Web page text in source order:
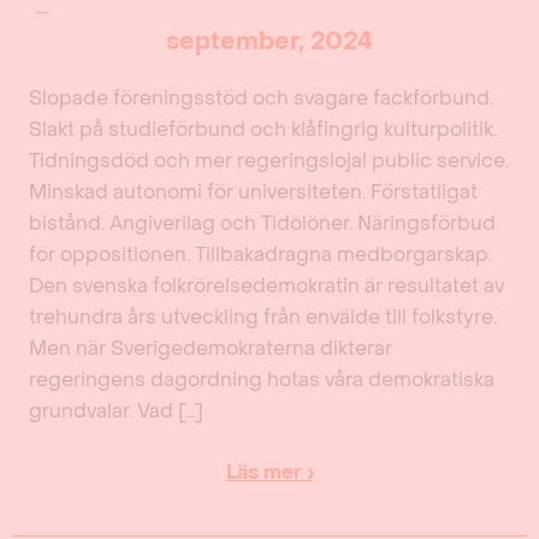
september, 2024
Slopade föreningsstöd och svagare fackförbund.
Slakt på studieförbund och klåfingrig kulturpolitik.
Tidningsdöd och mer regeringslojal public service.
Minskad autonomi för universiteten. Förstatligat
bistånd. Angiverilag och Tidölöner. Näringsförbud
för oppositionen. Tillbakadragna medborgarskap.
Den svenska folkrörelsedemokratin är resultatet av
trehundra års utveckling från envälde till folkstyre.
Men när Sverigedemokraterna dikterar
regeringens dagordning hotas våra demokratiska
grundvalar. Vad […]
Läs mer ›